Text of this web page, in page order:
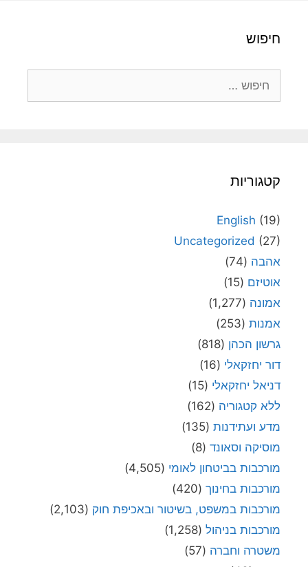
חיפוש
קטגוריות
English (19)
Uncategorized (27)
אהבה (74)
אוטיזם (15)
אמונה (1,277)
אמנות (253)
גרשון הכהן (818)
דור יחזקאלי (16)
דניאל יחזקאלי (15)
ללא קטגוריה (162)
מדע ועתידנות (135)
מוסיקה וסאונד (8)
מורכבות בביטחון לאומי (4,505)
מורכבות בחינוך (420)
מורכבות במשפט, בשיטור ובאכיפת חוק (2,103)
מורכבות בניהול (1,258)
משטרה וחברה (57)